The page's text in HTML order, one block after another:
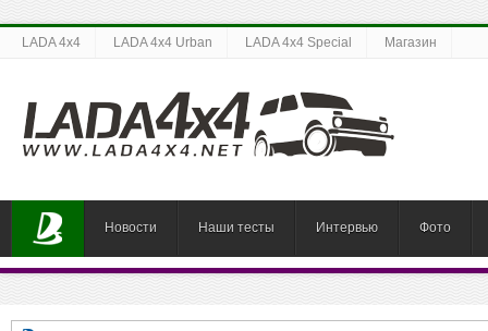
LADA 4x4 LADA 4x4 Urban LADA 4x4 Special Магазин
Новости Наши тесты Интервью Фото